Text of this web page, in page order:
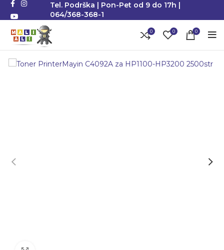
Tel. Podrška | Pon-Pet od 9 do 17h |
064/368-368-1
0 0 0